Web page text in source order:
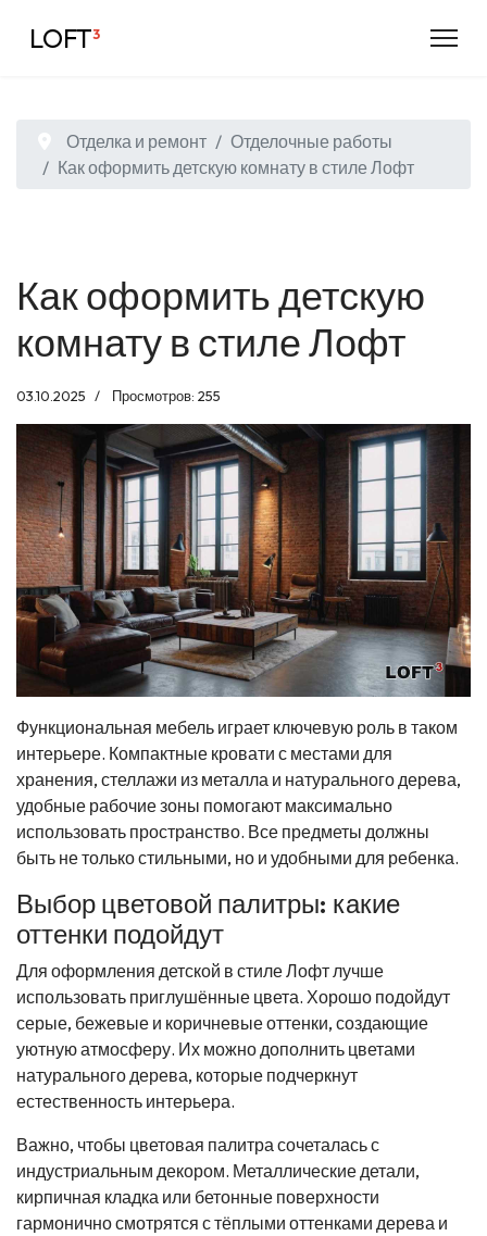
LOFT³
Отделка и ремонт
Отделочные работы
Как оформить детскую комнату в стиле Лофт
Как оформить детскую
комнату в стиле Лофт
03.10.2025 Просмотров: 255
Функциональная мебель играет ключевую роль в таком
интерьере. Компактные кровати с местами для
хранения, стеллажи из металла и натурального дерева,
удобные рабочие зоны помогают максимально
использовать пространство. Все предметы должны
быть не только стильными, но и удобными для ребенка.
Выбор цветовой палитры: какие
оттенки подойдут
Для оформления детской в стиле Лофт лучше
использовать приглушённые цвета. Хорошо подойдут
серые, бежевые и коричневые оттенки, создающие
уютную атмосферу. Их можно дополнить цветами
натурального дерева, которые подчеркнут
естественность интерьера.
Важно, чтобы цветовая палитра сочеталась с
индустриальным декором. Металлические детали,
кирпичная кладка или бетонные поверхности
гармонично смотрятся с тёплыми оттенками дерева и